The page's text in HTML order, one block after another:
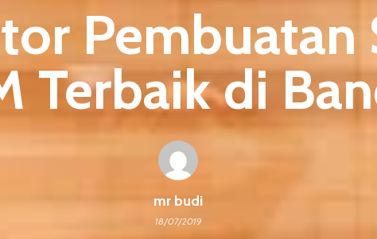
Pembuatan
Terbaik di
mr budi
18/07/2019